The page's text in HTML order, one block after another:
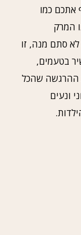
אתכם כמו
המרק
סתם מנה, זו
בטעמים,
ההרגשה שהכל
ונעים